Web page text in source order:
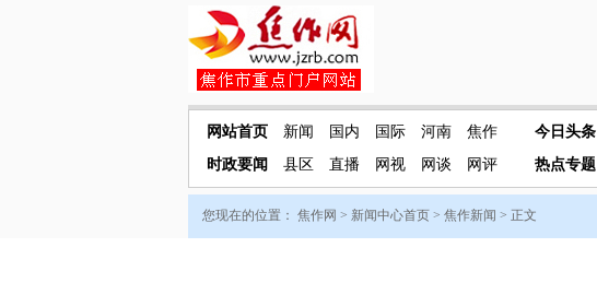
网站首页 新闻 国内 国际 河南
焦作
时政要闻
县区 直播 网视 网谈 网评
今日头条
热点专题
您现在的位置： 焦作网 > 新闻中心首页 > 焦作新闻 > 正文